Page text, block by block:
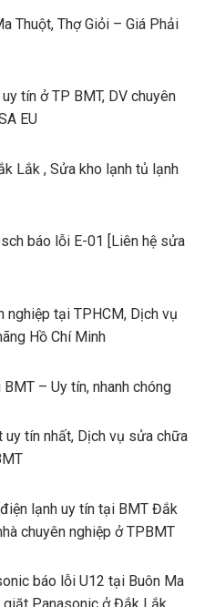
Thuột, Thợ Giỏi – Giá Phải
tín ở TP BMT, DV chuyên
EU
Lắk , Sửa kho lạnh tủ lạnh
báo lỗi E-01 [Liên hệ sửa
nghiệp tại TPHCM, Dịch vụ
Hồ Chí Minh
– Uy tín, nhanh chóng
tín nhất, Dịch vụ sửa chữa
lạnh uy tín tại BMT Đắk
chuyên nghiệp ở TPBMT
báo lỗi U12 tại Buôn Ma